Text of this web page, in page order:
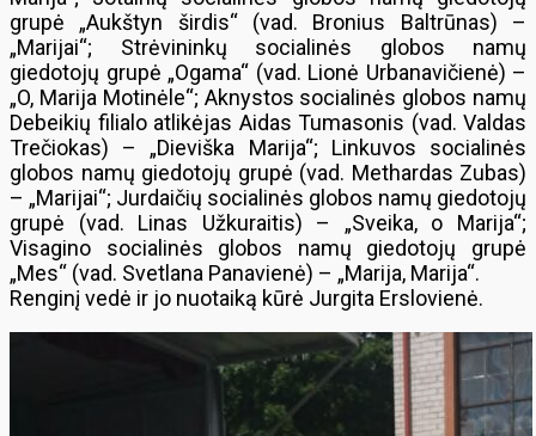
grupė „Aukštyn širdis“ (vad. Bronius Baltrūnas) –
„Marijai“; Strėvininkų socialinės globos namų
giedotojų grupė „Ogama“ (vad. Lionė Urbanavičienė) –
„O, Marija Motinėle“; Aknystos socialinės globos namų
Debeikių filialo atlikėjas Aidas Tumasonis (vad. Valdas
Trečiokas) – „Dieviška Marija“; Linkuvos socialinės
globos namų giedotojų grupė (vad. Methardas Zubas)
– „Marijai“; Jurdaičių socialinės globos namų giedotojų
grupė (vad. Linas Užkuraitis) – „Sveika, o Marija“;
Visagino socialinės globos namų giedotojų grupė
„Mes“ (vad. Svetlana Panavienė) – „Marija, Marija“.
Renginį vedė ir jo nuotaiką kūrė Jurgita Erslovienė.